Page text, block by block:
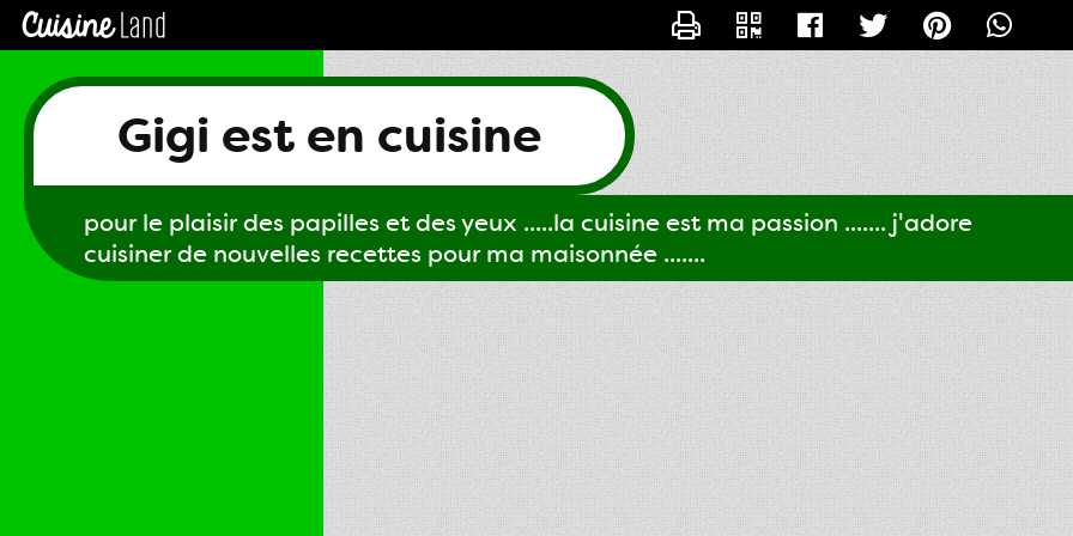
Gigi est en cuisine
pour le plaisir des papilles et des yeux .....la cuisine est ma passion ....... j'adore
cuisiner de nouvelles recettes pour ma maisonnée .......
CONTACTER GIGI61